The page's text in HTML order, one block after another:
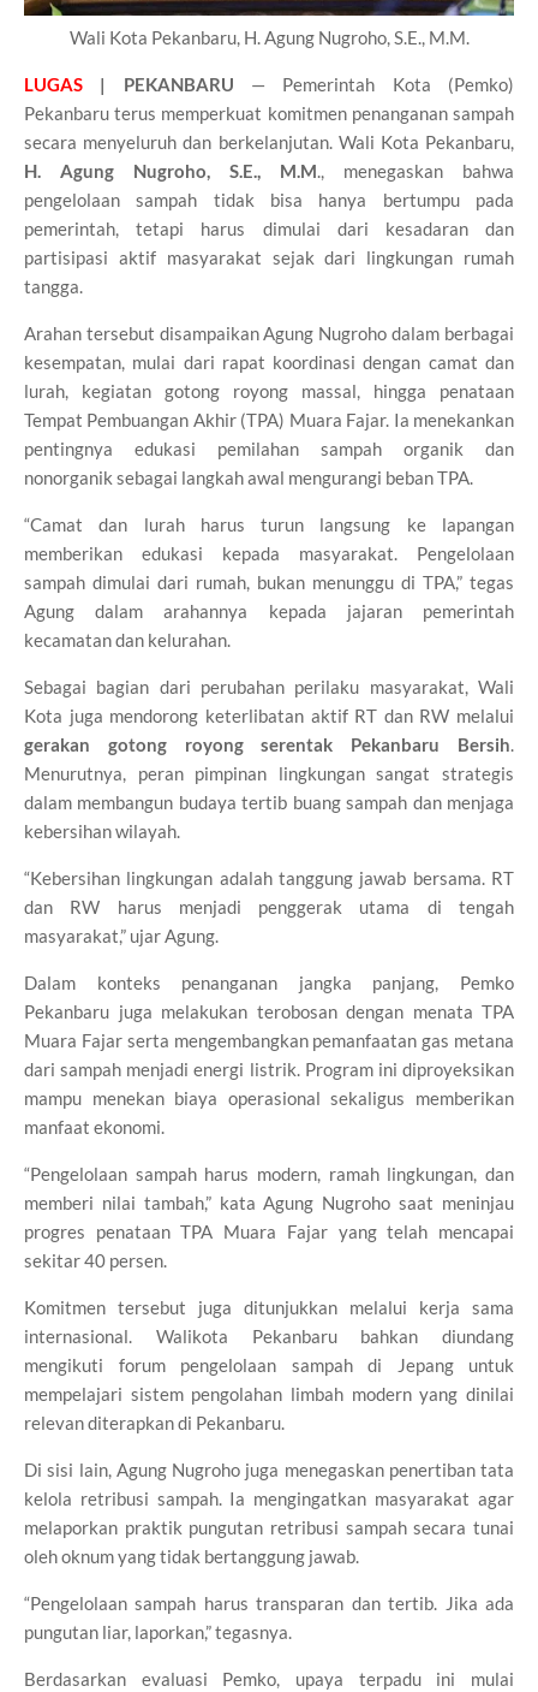
Wali Kota Pekanbaru, H. Agung Nugroho, S.E., M.M.
LUGAS | PEKANBARU — Pemerintah Kota (Pemko)
Pekanbaru terus memperkuat komitmen penanganan sampah
secara menyeluruh dan berkelanjutan. Wali Kota Pekanbaru,
H. Agung Nugroho, S.E., M.M., menegaskan bahwa
pengelolaan sampah tidak bisa hanya bertumpu pada
pemerintah, tetapi harus dimulai dari kesadaran dan
partisipasi aktif masyarakat sejak dari lingkungan rumah
tangga.
Arahan tersebut disampaikan Agung Nugroho dalam berbagai
kesempatan, mulai dari rapat koordinasi dengan camat dan
lurah, kegiatan gotong royong massal, hingga penataan
Tempat Pembuangan Akhir (TPA) Muara Fajar. Ia menekankan
pentingnya edukasi pemilahan sampah organik dan
nonorganik sebagai langkah awal mengurangi beban TPA.
“Camat dan lurah harus turun langsung ke lapangan
memberikan edukasi kepada masyarakat. Pengelolaan
sampah dimulai dari rumah, bukan menunggu di TPA,” tegas
Agung dalam arahannya kepada jajaran pemerintah
kecamatan dan kelurahan.
Sebagai bagian dari perubahan perilaku masyarakat, Wali
Kota juga mendorong keterlibatan aktif RT dan RW melalui
gerakan gotong royong serentak Pekanbaru Bersih.
Menurutnya, peran pimpinan lingkungan sangat strategis
dalam membangun budaya tertib buang sampah dan menjaga
kebersihan wilayah.
“Kebersihan lingkungan adalah tanggung jawab bersama. RT
dan RW harus menjadi penggerak utama di tengah
masyarakat,” ujar Agung.
Dalam konteks penanganan jangka panjang, Pemko
Pekanbaru juga melakukan terobosan dengan menata TPA
Muara Fajar serta mengembangkan pemanfaatan gas metana
dari sampah menjadi energi listrik. Program ini diproyeksikan
mampu menekan biaya operasional sekaligus memberikan
manfaat ekonomi.
“Pengelolaan sampah harus modern, ramah lingkungan, dan
memberi nilai tambah,” kata Agung Nugroho saat meninjau
progres penataan TPA Muara Fajar yang telah mencapai
sekitar 40 persen.
Komitmen tersebut juga ditunjukkan melalui kerja sama
internasional. Walikota Pekanbaru bahkan diundang
mengikuti forum pengelolaan sampah di Jepang untuk
mempelajari sistem pengolahan limbah modern yang dinilai
relevan diterapkan di Pekanbaru.
Di sisi lain, Agung Nugroho juga menegaskan penertiban tata
kelola retribusi sampah. Ia mengingatkan masyarakat agar
melaporkan praktik pungutan retribusi sampah secara tunai
oleh oknum yang tidak bertanggung jawab.
“Pengelolaan sampah harus transparan dan tertib. Jika ada
pungutan liar, laporkan,” tegasnya.
Berdasarkan evaluasi Pemko, upaya terpadu ini mulai